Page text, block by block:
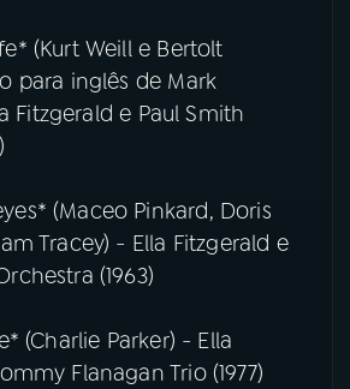
(Kurt Weill e Bertolt
para inglês de Mark
Fitzgerald e Paul Smith
(Maceo Pinkard, Doris
Tracey) - Ella Fitzgerald e
(1963)
(Charlie Parker) - Ella
Flanagan Trio (1977)